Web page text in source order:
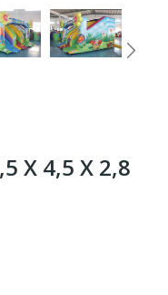
X 4,5 X 2,8